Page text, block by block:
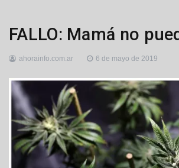
Justicia
,
Nacionales
FALLO: Mamá no
ahorainfo.com.ar 6 de mayo de 2019